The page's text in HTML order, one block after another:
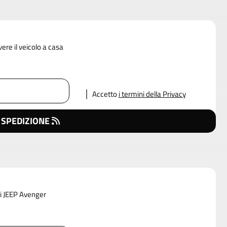
il veicolo a casa
Accettoi termini della Privacy
Avenger